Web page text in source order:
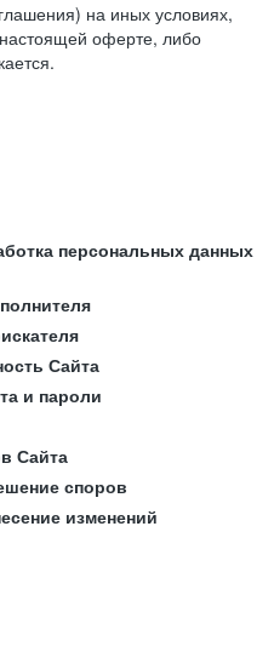
на иных условиях,
оферте, либо
персональных данных
Сайта
и пароли
Сайта
споров
изменений